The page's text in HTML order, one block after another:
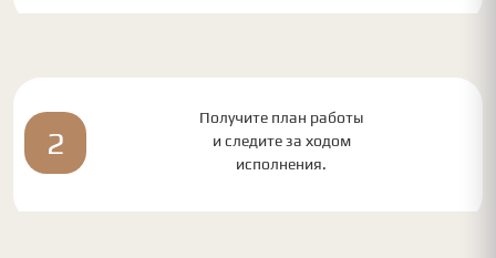
2
Получите план работы
и следите за ходом
исполнения.